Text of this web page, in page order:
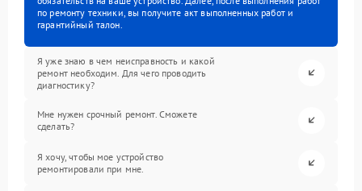
по ремонту техники, вы получите акт выполненных работ и
гарантийный талон.
Я уже знаю в чем неисправность и какой
ремонт необходим. Для чего проводить
диагностику?
Мне нужен срочный ремонт. Сможете
сделать?
Я хочу, чтобы мое устройство
ремонтировали при мне.